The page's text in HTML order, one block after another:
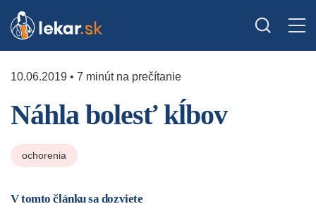
10.06.2019 • 7 minút na prečítanie
Náhla bolesť kĺbov
ochorenia
V tomto článku sa dozviete